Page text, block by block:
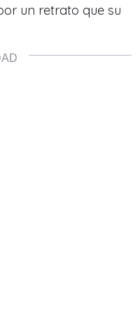
un retrato que su